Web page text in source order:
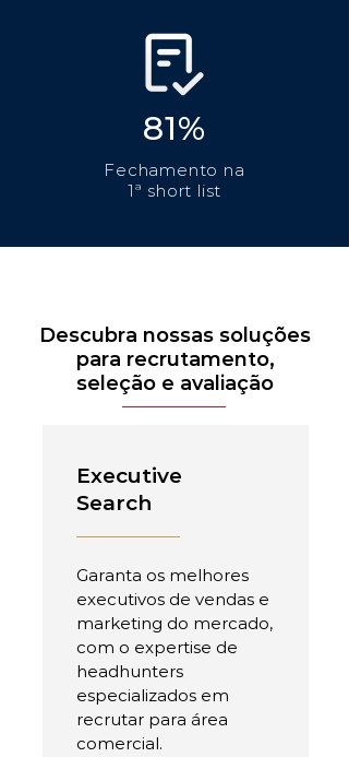
81%
Fechamento na
1ª short list
Descubra nossas soluções
para recrutamento,
seleção e avaliação
Executive
Search
Garanta os melhores
executivos de vendas e
marketing do mercado,
com o expertise de
headhunters
especializados em
recrutar para área
comercial.